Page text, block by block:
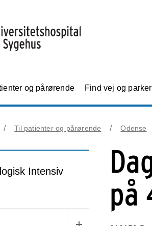
og pårørende Find vej og
Til patienter og pårørende Odense
Intensiv
på